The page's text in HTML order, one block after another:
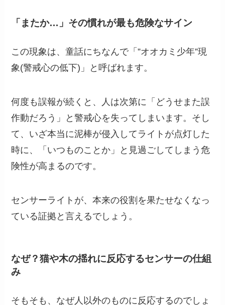
「またか…」その慣れが最も危険なサイン
この現象は、童話にちなんで「”オオカミ少年”現
象(警戒心の低下)」と呼ばれます。
何度も誤報が続くと、人は次第に「どうせまた誤
作動だろう」と警戒心を失ってしまいます。そし
て、いざ本当に泥棒が侵入してライトが点灯した
時に、「いつものことか」と見過ごしてしまう危
険性が高まるのです。
センサーライトが、本来の役割を果たせなくなっ
ている証拠と言えるでしょう。
なぜ？猫や木の揺れに反応するセンサーの仕組
み
そもそも、なぜ人以外のものに反応するのでしょ